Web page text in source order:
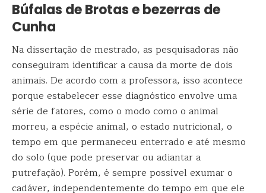
Búfalas de Brotas e bezerras de
Cunha
Na dissertação de mestrado, as pesquisadoras não
conseguiram identificar a causa da morte de dois
animais. De acordo com a professora, isso acontece
porque estabelecer esse diagnóstico envolve uma
série de fatores, como o modo como o animal
morreu, a espécie animal, o estado nutricional, o
tempo em que permaneceu enterrado e até mesmo
do solo (que pode preservar ou adiantar a
putrefação). Porém, é sempre possível exumar o
cadáver, independentemente do tempo em que ele